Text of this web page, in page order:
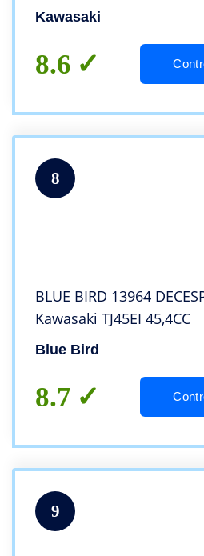
Kawasaki
8.6
8
BLUE BIRD 13964
Kawasaki TJ45EI 45,4CC
Blue Bird
8.7
9